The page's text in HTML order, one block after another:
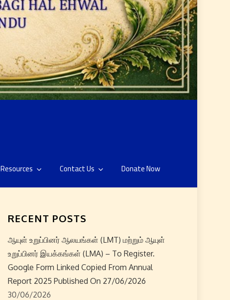
Resources Contact Us Donate Now
RECENT POSTS
ஆயுள் உறுப்பினர் ஆலயங்கள் (LMT) மற்றும் ஆயுள்
உறுப்பினர் இயக்கங்கள் (LMA) – To Register.
Google Form Linked Copied From Annual
Report 2025 Published On 27/06/2026
30/06/2026